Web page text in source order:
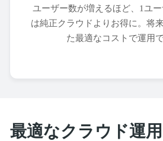
ユーザー数が増えるほど、1ユ
は純正クラウドよりお得に。将
た最適なコストで運用で
最適なクラウド運